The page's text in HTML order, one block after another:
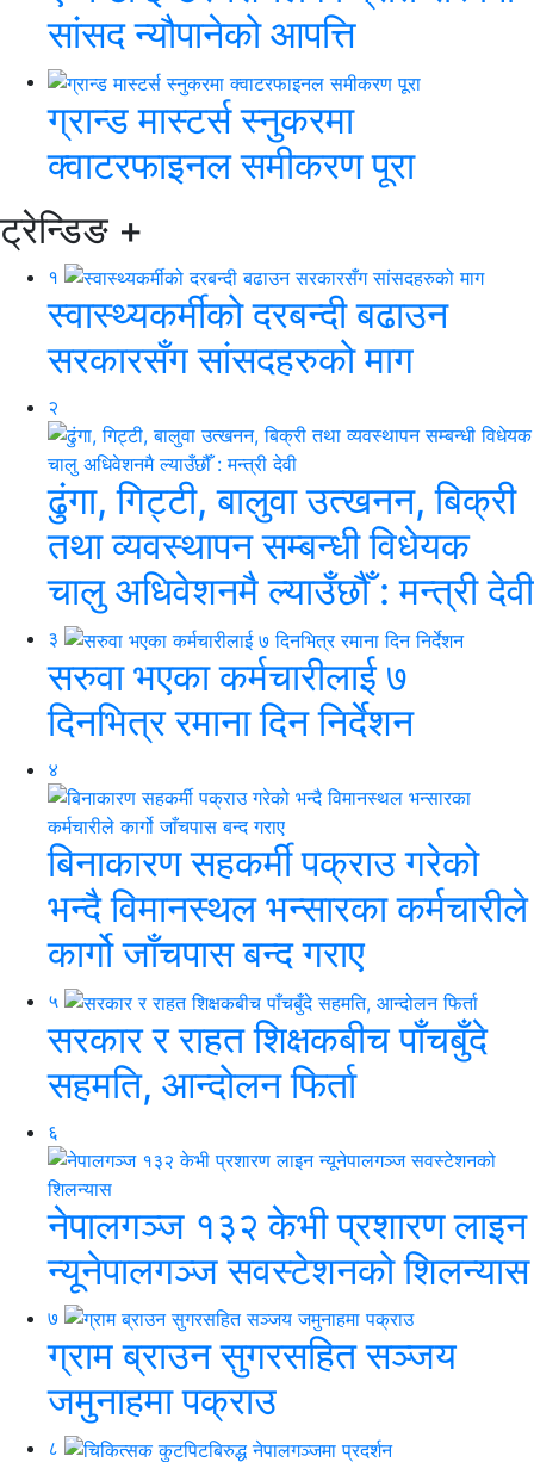
सांसद न्यौपानेको आपत्ति
ग्रान्ड मास्टर्स स्नुकरमा
क्वाटरफाइनल समीकरण पूरा
ट्रेन्डिङ +
१
स्वास्थ्यकर्मीको दरबन्दी बढाउन
सरकारसँग सांसदहरुको माग
२
ढुंगा, गिट्टी, बालुवा उत्खनन, बिक्री
तथा व्यवस्थापन सम्बन्धी विधेयक
चालु अधिवेशनमै ल्याउँछौँ : मन्त्री देवी
३
सरुवा भएका कर्मचारीलाई ७
दिनभित्र रमाना दिन निर्देशन
४
बिनाकारण सहकर्मी पक्राउ गरेको
भन्दै विमानस्थल भन्सारका कर्मचारीले
कार्गो जाँचपास बन्द गराए
५
सरकार र राहत शिक्षकबीच पाँचबुँदे
सहमति, आन्दोलन फिर्ता
६
नेपालगञ्ज १३२ केभी प्रशारण लाइन
न्यूनेपालगञ्ज सवस्टेशनको शिलन्यास
७
ग्राम ब्राउन सुगरसहित सञ्जय
जमुनाहमा पक्राउ
८